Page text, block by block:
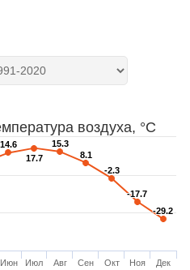
воздуха, °C
14.6
14.6
17.7
17.7
15.3
15.3
8.1
8.1
-2.3
-2.3
-17.7
-17.7
-29.2
-29.2
Июн Июл Авг Сен Окт Ноя Дек